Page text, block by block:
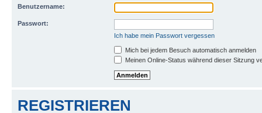
Benutzername:
Passwort:
Ich habe mein Passwort vergessen
Mich bei jedem Besuch automatisch anmelden
Meinen Online-Status während dieser Sitzung
REGISTRIEREN